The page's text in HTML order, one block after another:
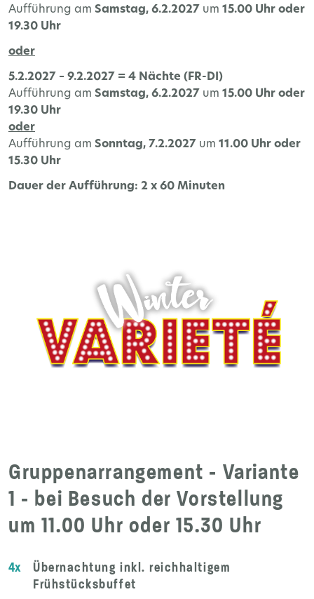
Aufführung am Samstag, 6.2.2027 um 15.00 Uhr oder
19.30 Uhr
oder
5.2.2027 – 9.2.2027 = 4 Nächte (FR-DI)
Aufführung am Samstag, 6.2.2027 um 15.00 Uhr oder
19.30 Uhr
oder
Aufführung am Sonntag, 7.2.2027 um 11.00 Uhr oder
15.30 Uhr
Dauer der Aufführung: 2 x 60 Minuten
Gruppenarrangement - Variante
1 - bei Besuch der Vorstellung
um 11.00 Uhr oder 15.30 Uhr
4x
Übernachtung inkl. reichhaltigem
Frühstücksbuffet